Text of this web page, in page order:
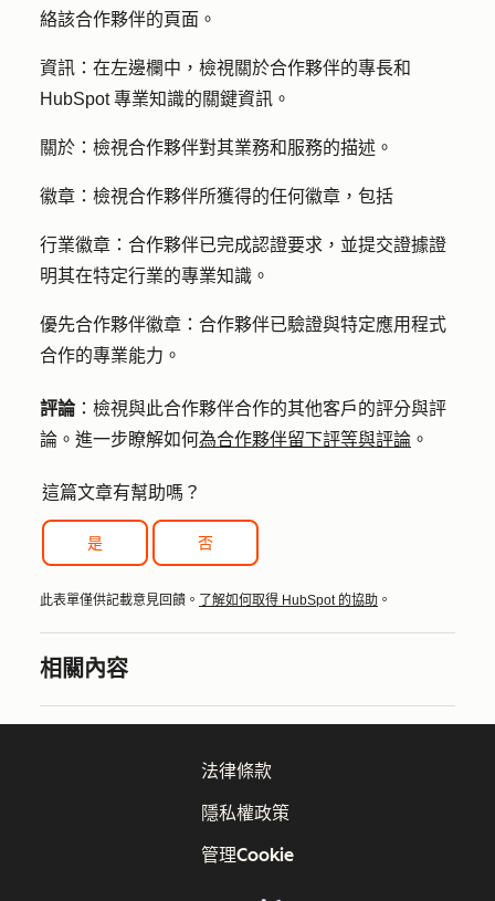
絡該合作夥伴的頁面。
資訊 ：在左邊欄中，檢視關於合作夥伴的專長和
HubSpot 專業知識的關鍵資訊。
關於 ：檢視合作夥伴對其業務和服務的描述。
徽章 ：檢視合作夥伴所獲得的任何徽章，包括
行業徽章 ：合作夥伴已完成認證要求，並提交證據證
明其在特定行業的專業知識。
優先合作夥伴徽章 ：合作夥伴已驗證與特定應用程式
合作的專業能力。
評論：檢視與此合作夥伴合作的其他客戶的評分與評
論。進一步瞭解如何為合作夥伴留下評等與評論 。
這篇文章有幫助嗎？
是 否
此表單僅供記載意見回饋。 了解如何取得 HubSpot 的協助 。
相關內容
法律條款
隱私權政策
管理Cookie